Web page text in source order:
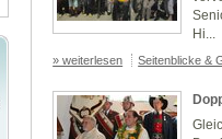
Hi...
» weiterlesen Seitenblicke &